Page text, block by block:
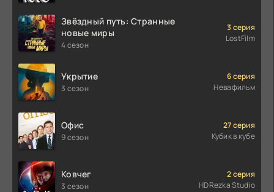
Звёздный путь: Странные
новые миры
4 сезон
3 серия
LostFilm
Укрытие
3 сезон
6 серия
Невафильм
Офис
9 сезон
27 серия
Кубик в кубе
Ковчег
3 сезон
2 серия
HDRezka Studio